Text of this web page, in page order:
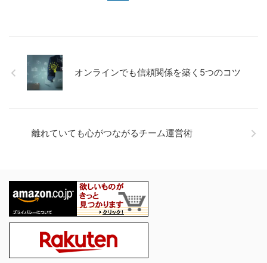
オンラインでも信頼関係を築く5つのコツ
離れていても心がつながるチーム運営術